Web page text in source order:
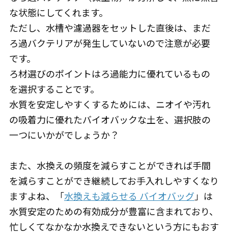
な状態にしてくれます。
ただし、水槽や濾過器をセットした直後は、まだ
ろ過バクテリアが発生していないので注意が必要
です。
ろ材選びのポイントはろ過能力に優れているもの
を選択することです。
水質を安定しやすくするためには、ニオイや汚れ
の吸着力に優れたバイオバックな土を、選択肢の
一つにいかがでしょうか？
また、水換えの頻度を減らすことができれば手間
を減らすことができ継続してお手入れしやすくなり
ますよね、「水換えも減らせる バイオバッグ」は
水質安定のための有効成分が豊富に含まれており、
忙しくてなかなか水換えできないという方にもおす